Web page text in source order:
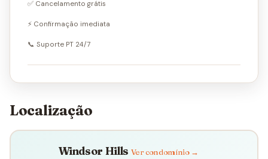
✅ Cancelamento grátis
⚡ Confirmação imediata
📞 Suporte PT 24/7
Localização
Windsor Hills Ver condomínio →